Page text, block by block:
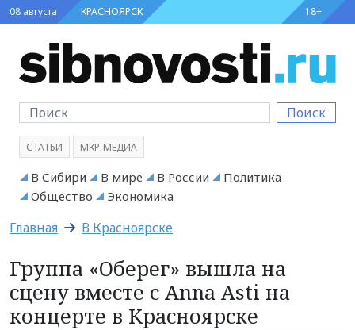
08 августа КРАСНОЯРСК 18+
Поиск
СТАТЬИ МКР-МЕДИА
В Сибири В мире В России
Политика
Общество
Экономика
Главная В Красноярске
Группа «Оберег» вышла на
сцену вместе с Anna Asti на
концерте в Красноярске